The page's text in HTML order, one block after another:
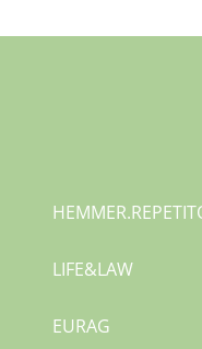
HEMMER.
LIFE&LAW
EURAG